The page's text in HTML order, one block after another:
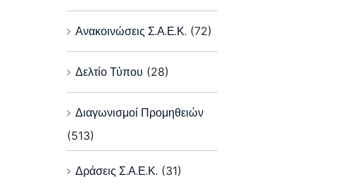
Ανακοινώσεις Σ.Α.Ε.Κ. (72)
Δελτίο Τύπου (28)
Διαγωνισμοί Προμηθειών
(513)
Δράσεις Σ.Α.Ε.Κ. (31)